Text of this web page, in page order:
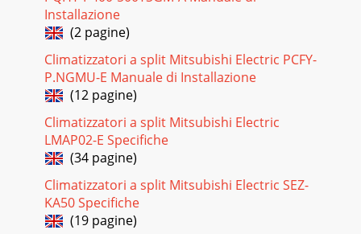
En-5● OPERATING INSTRUCTIONS ●Press to select fan
speed. Each press changes fan speed in the following order:•
Two short beeps are heard from the i
Pagina 20
En-6ECONO COOL OPERATIONPress during COOL mode
swing operation vertically in various cycle
Pagina 21
CLEANING• Switch off the power supply or turn off the
breaker before cleaning.• Be careful not to touch
Installazione
(2 pagine)
Climatizzatori a split Mitsubishi Electric PCFY-
P.NGMU-E Manuale di Installazione
(12 pagine)
Climatizzatori a split Mitsubishi Electric
LMAP02-E Specifiche
(34 pagine)
Climatizzatori a split Mitsubishi Electric SEZ-
KA50 Specifiche
(19 pagine)